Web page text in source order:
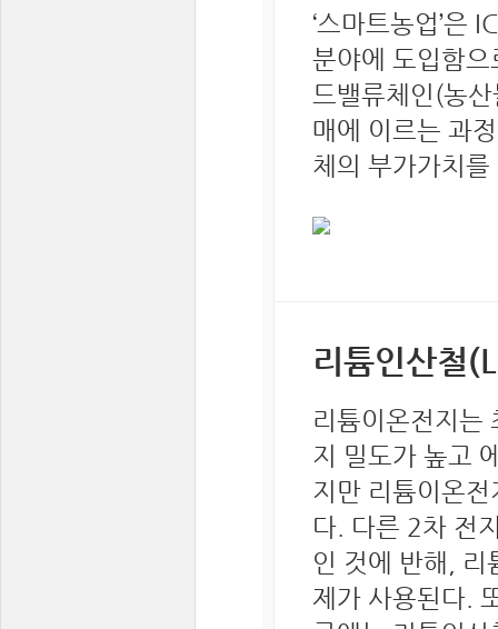
‘스마트농업’은
분야에 도입함
드밸류체인(농
매에 이르는 과
체의 부가가치
리튬인산철
리튬이온전지는
지 밀도가 높고
지만 리튬이온
다. 다른 2차 전
인 것에 반해, 리
제가 사용된다.